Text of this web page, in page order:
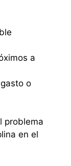
a
o
problema
en el